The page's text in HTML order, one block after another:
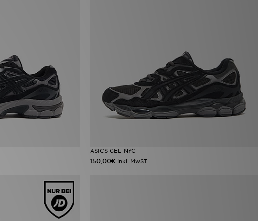
ASICS GEL-NYC
150,00€ inkl. MwST.